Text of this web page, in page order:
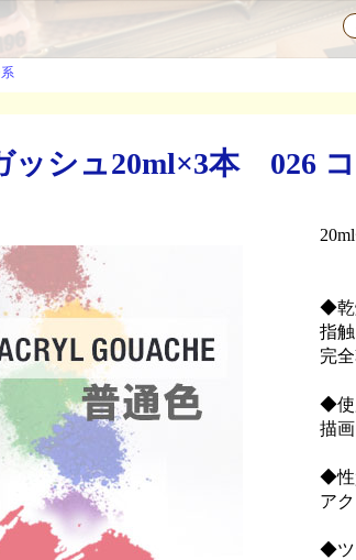
シュ20ml×3本 026
◆乾
指
完
◆使
描画
◆性
ア
◆ツ